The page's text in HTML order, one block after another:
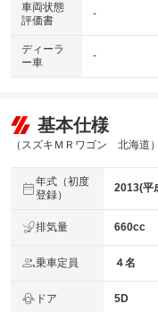
車両状態
評価書
-
ディーラ
ー車
-
基本仕様
（スズキＭＲワゴン 北海道）
年式（初度
登録）
2013(平
排気量 660cc
乗車定員 ４名
ドア 5D